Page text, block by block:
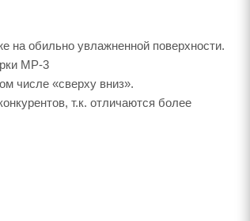
на обильно увлажненной поверхности.
МР-3
числе «сверху вниз».
т.к. отличаются более